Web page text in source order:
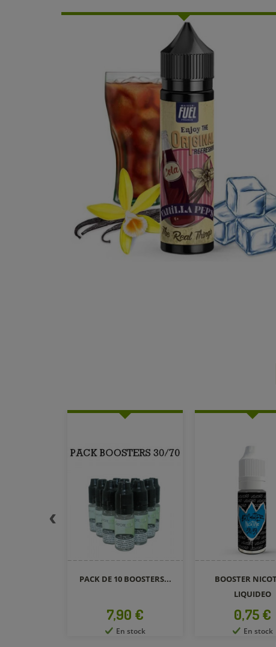
BOOSTER NICOTINE
Prix
0,75 €
En stock
FLACON CHUBBY
GEN5...
Prix
3,20 €
En stock